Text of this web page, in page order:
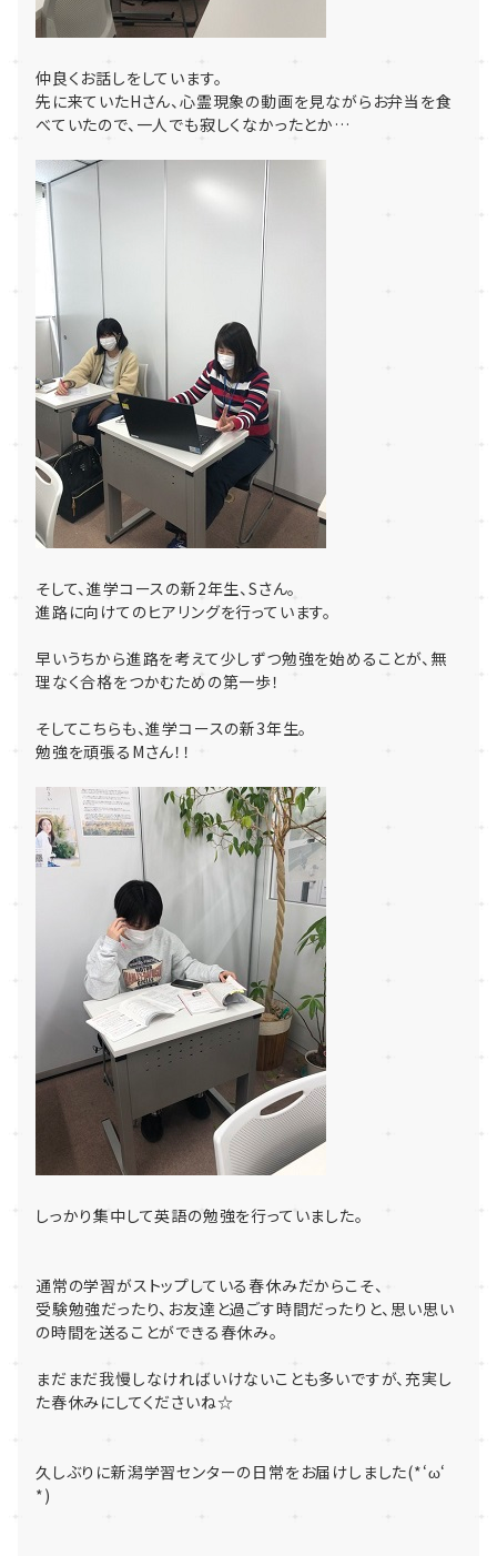
仲良くお話しをしています。
先に来ていたHさん、心霊現象の動画を見ながらお弁当を食
べていたので、一人でも寂しくなかったとか…
そして、進学コースの新2年生、Sさん。
進路に向けてのヒアリングを行っています。
早いうちから進路を考えて少しずつ勉強を始めることが、無
理なく合格をつかむための第一歩！
そしてこちらも、進学コースの新3年生。
勉強を頑張るMさん！！
しっかり集中して英語の勉強を行っていました。
通常の学習がストップしている春休みだからこそ、
受験勉強だったり、お友達と過ごす時間だったりと、思い思い
の時間を送ることができる春休み。
まだまだ我慢しなければいけないことも多いですが、充実し
た春休みにしてくださいね☆
久しぶりに新潟学習センターの日常をお届けしました(*‘ω‘
*)